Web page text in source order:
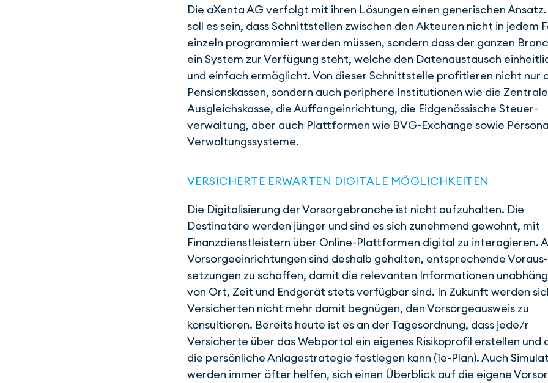
Die aXenta AG verfolgt mit ihren Lösungen einen generischen
soll es sein, dass Schnittstellen zwischen den Akteuren nicht in jedem
einzeln programmiert werden müssen, sondern dass der ganzen
ein System zur Verfügung steht, welche den Datenaustausch
und einfach ermöglicht. Von dieser Schnittstelle profitieren nicht nur
Pensions­kassen, sondern auch periphere Institutionen wie die Zentrale
Ausgleichskasse, die Auffang­einrichtung, die Eid­genössische Steuer­
verwaltung, aber auch Plattformen wie BVG-Exchange sowie
Verwaltungs­systeme.
VERSICHERTE ERWARTEN DIGITALE MÖGLICHKEITEN
Die Digitalisierung der Vorsorgebranche ist nicht aufzuhalten. Die
Destinatäre werden jünger und sind es sich zunehmend gewohnt, mit
Finanz­dienstleistern über Online-Plattformen digital zu interagieren.
Vorsorge­einrichtungen sind deshalb gehalten, entsprechende Voraus­
setzungen zu schaffen, damit die relevanten Informationen
von Ort, Zeit und Endgerät stets verfügbar sind. In Zukunft werden
Versicherten nicht mehr damit begnügen, den Vorsorgeausweis zu
konsultieren. Bereits heute ist es an der Tagesordnung, dass jede/r
Versicherte über das Webportal ein eigenes Risikoprofil erstellen und
die persönliche Anlagestrategie festlegen kann (1e-Plan). Auch
werden immer öfter helfen, sich einen Überblick auf die eigene